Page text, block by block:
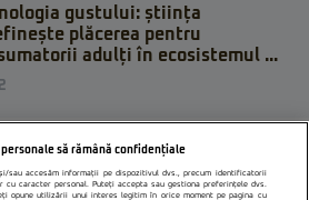
gustului: știința
plăcerea pentru
adulți în ecosistemul ...
personale să rămână confidențiale
sau accesăm informații pe dispozitivul dvs., precum identificatorii
cu caracter personal. Puteți accepta sau gestiona preferințele dvs.
opune utilizării unui interes legitim în orice moment pe pagina cu